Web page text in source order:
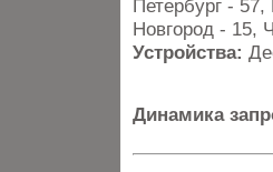
Петербург -
Новгород - 15,
Устройства:
Динамика